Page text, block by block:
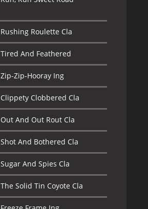
Rushing Roulette Cla
Tired And Feathered
Zip-Zip-Hooray Ing
Clippety Clobbered Cla
Out And Out Rout Cla
Shot And Bothered Cla
Sugar And Spies Cla
The Solid Tin Coyote Cla